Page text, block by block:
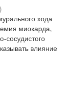
)
хода
миокарда,
сосудистого
влияние